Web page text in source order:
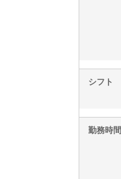
シフト
勤務時間